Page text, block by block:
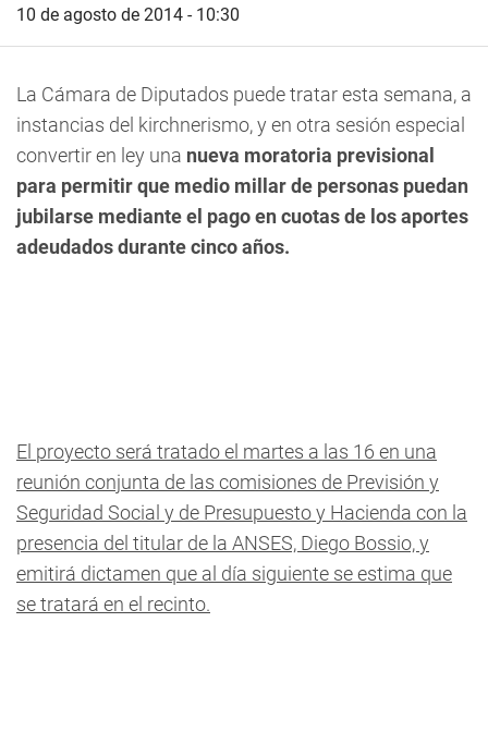
10 de agosto de 2014 - 10:30
La Cámara de Diputados puede tratar esta semana, a
instancias del kirchnerismo, y en otra sesión especial
convertir en ley una nueva moratoria previsional
para permitir que medio millar de personas puedan
jubilarse mediante el pago en cuotas de los aportes
adeudados durante cinco años.
El proyecto será tratado el martes a las 16 en una
reunión conjunta de las comisiones de Previsión y
Seguridad Social y de Presupuesto y Hacienda con la
presencia del titular de la ANSES, Diego Bossio, y
emitirá dictamen que al día siguiente se estima que
se tratará en el recinto.